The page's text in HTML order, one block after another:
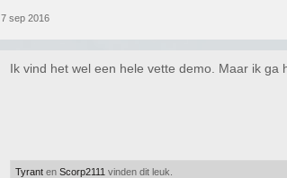
7 sep 2016
Ik vind het wel een hele vette demo. Maar ik
Tyrant enScorp2111 vinden dit leuk.